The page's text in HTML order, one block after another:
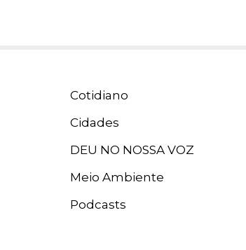
Cotidiano
Cidades
DEU NO NOSSA VOZ
Meio Ambiente
Podcasts